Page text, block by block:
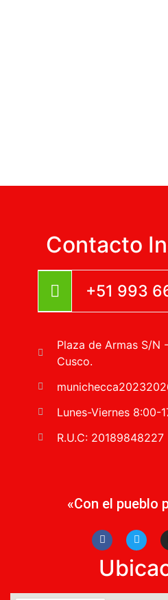
Contacto
+51 993
Plaza de Armas S/N
Cusco.
Lunes-Viernes 8:00-
R.U.C: 20189848227
«Con el pueblo